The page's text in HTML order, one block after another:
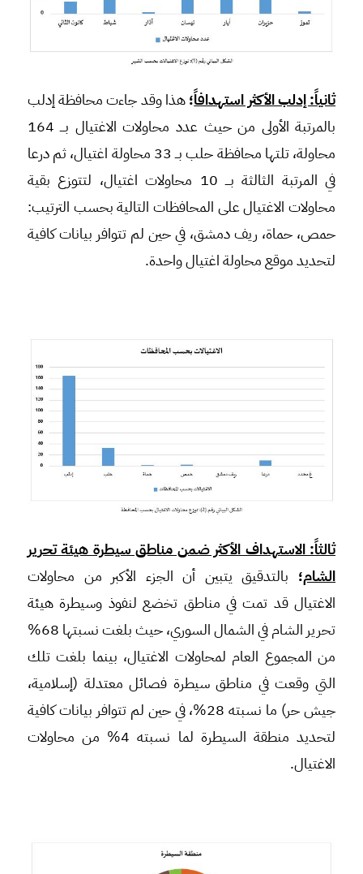
ثانياً: إدلب الأكثر استهدافاً؛هذا وقد جاءت محافظة إدلب
بالمرتبة الأولى من حيث عدد محاولات الاغتيال بـــ 164
محاولة، تلتها محافظة حلب بــ 33 محاولة اغتيال، ثم درعا
في المرتبة الثالثة بـــ 10 محاولات اغتيال، لتتوزع بقية
محاولات الاغتيال على المحافظات التالية بحسب الترتيب:
حمص، حماة، ريف دمشق، في حين لم تتوافر بيانات كافية
لتحديد موقع محاولة اغتيال واحدة.
ثالثاً: الاستهداف الأكثر ضمن مناطق سيطرة هيئة تحرير
الشام؛ بالتدقيق يتبين أن الجزء الأكبر من محاولات
الاغتيال قد تمت في مناطق تخضع لنفوذ وسيطرة هيئة
تحرير الشام في الشمال السوري، حيث بلغت نسبتها 68%
من المجموع العام لمحاولات الاغتيال، بينما بلغت تلك
التي وقعت في مناطق سيطرة فصائل معتدلة (إسلامية،
جيش حر) ما نسبته 28%، في حين لم تتوافر بيانات كافية
لتحديد منطقة السيطرة لما نسبته 4% من محاولات
الاغتيال.